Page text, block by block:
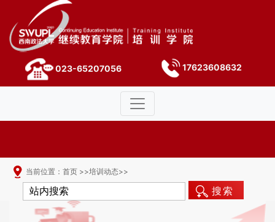
023-65207056 17623608632
当前位置： 首页 >>培训动态>>
搜索